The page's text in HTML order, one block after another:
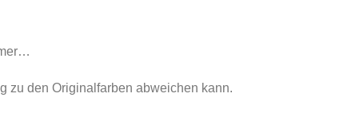
zu den Originalfarben abweichen kann.